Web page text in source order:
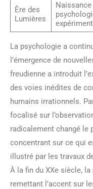
Ère des
Lumières
La psychologie a
l’émergence de
freudienne a introduit
des voies inédites de
humains irrationnels.
focalisé sur
radicalement changé le
concentrant sur ce qui
illustré par les travaux
À la fin du XXe siècle,
remettant l’accent sur